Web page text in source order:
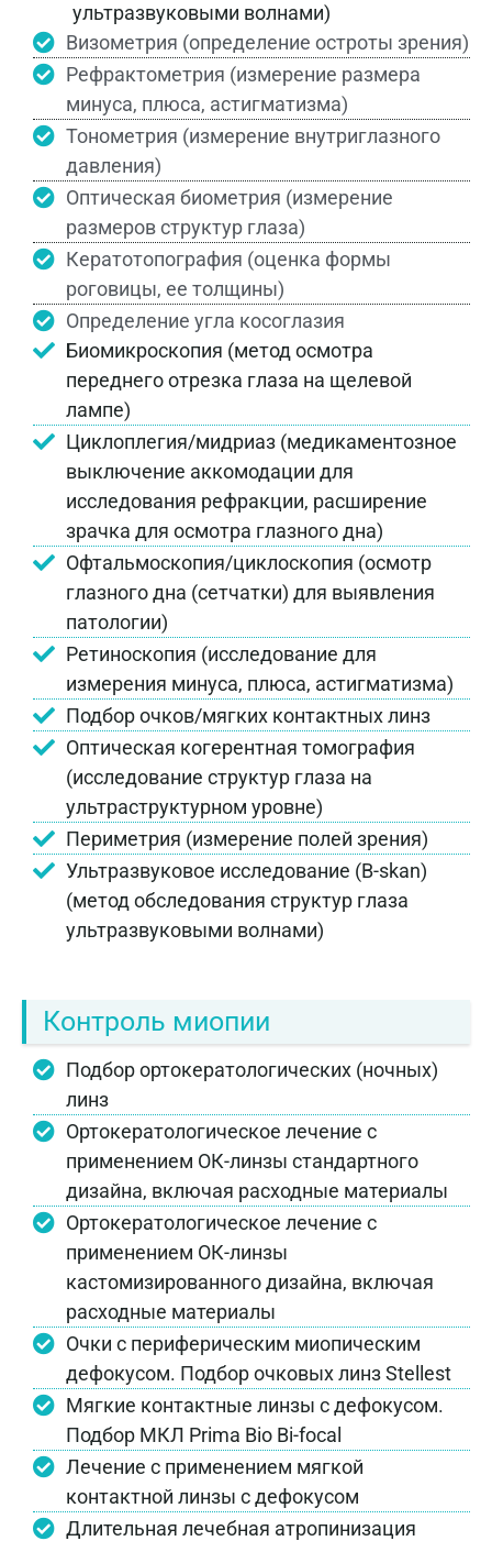
ультразвуковыми волнами)
Визометрия (определение остроты зрения)
Рефрактометрия (измерение размера
минуса, плюса, астигматизма)
Тонометрия (измерение внутриглазного
давления)
Оптическая биометрия (измерение
размеров структур глаза)
Кератотопография (оценка формы
роговицы, ее толщины)
Определение угла косоглазия
Биомикроскопия (метод осмотра
переднего отрезка глаза на щелевой
лампе)
Циклоплегия/мидриаз (медикаментозное
выключение аккомодации для
исследования рефракции, расширение
зрачка для осмотра глазного дна)
Офтальмоскопия/циклоскопия (осмотр
глазного дна (сетчатки) для выявления
патологии)
Ретиноскопия (исследование для
измерения минуса, плюса, астигматизма)
Подбор очков/мягких контактных линз
Оптическая когерентная томография
(исследование структур глаза на
ультраструктурном уровне)
Периметрия (измерение полей зрения)
Ультразвуковое исследование (B-skan)
(метод обследования структур глаза
ультразвуковыми волнами)
Контроль миопии
Подбор ортокератологических (ночных)
линз
Ортокератологическое лечение с
применением ОК-линзы стандартного
дизайна, включая расходные материалы
Ортокератологическое лечение с
применением ОК-линзы
кастомизированного дизайна, включая
расходные материалы
Очки с периферическим миопическим
дефокусом. Подбор очковых линз Stellest
Мягкие контактные линзы с дефокусом.
Подбор МКЛ Prima Bio Bi-focal
Лечение с применением мягкой
контактной линзы с дефокусом
Длительная лечебная атропинизация